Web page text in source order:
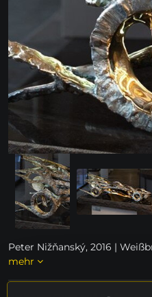
Peter Nižňanský, 2016 |
mehr